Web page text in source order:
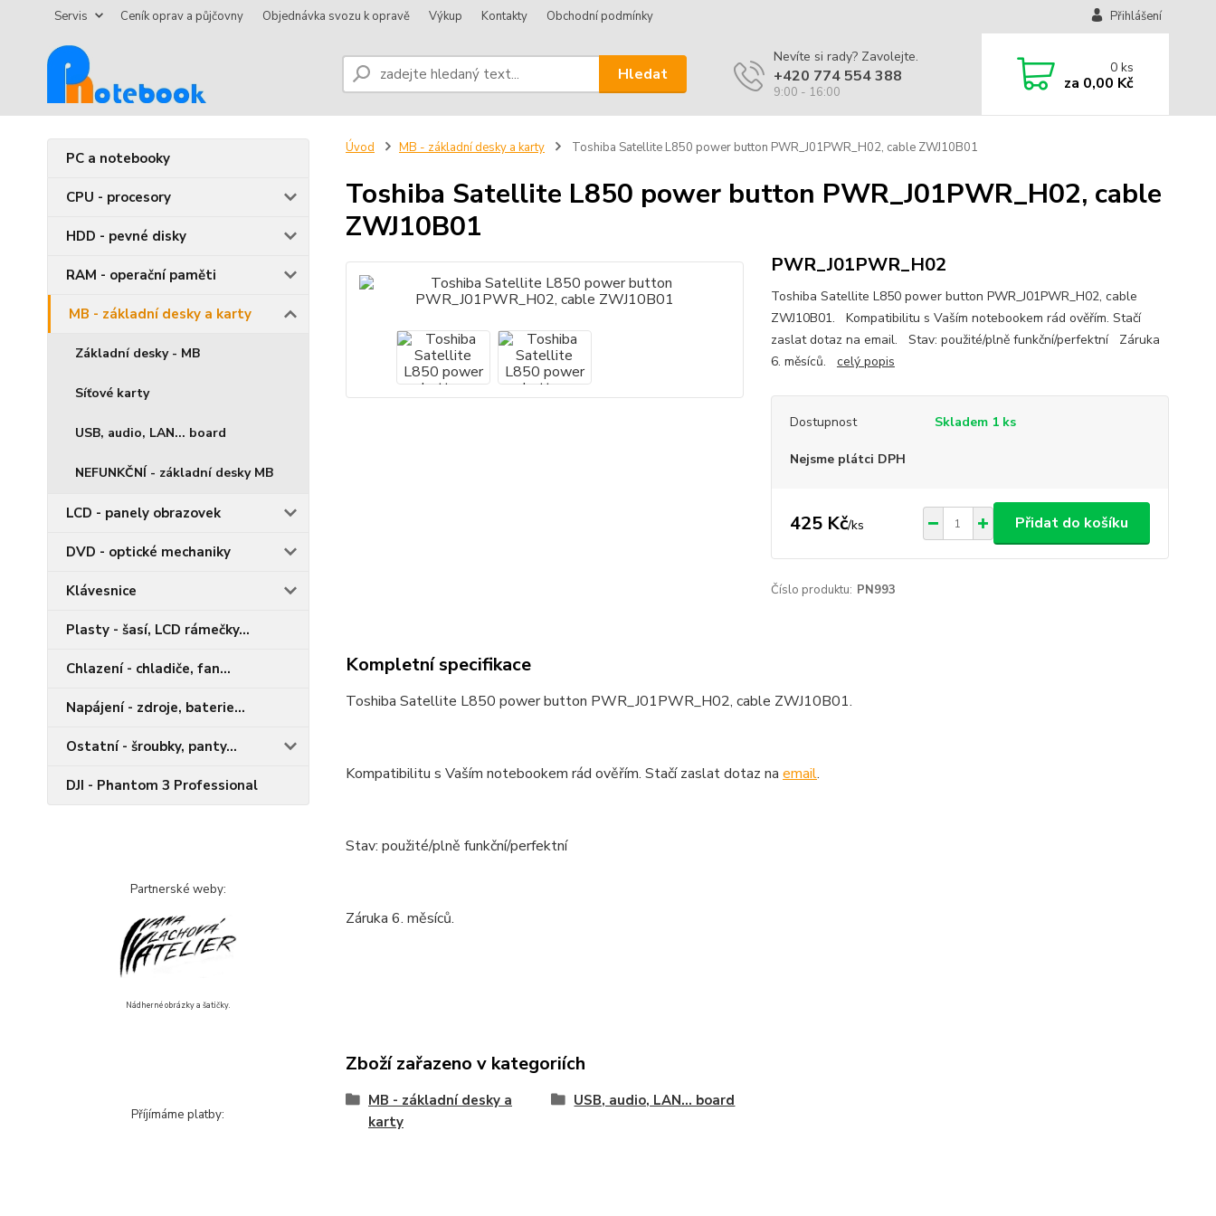
Servis Ceník oprav a půjčovny Objednávka svozu k opravě Výkup Kontakty Obchodní podmínky Přihlášení
Hledat
Nevíte si rady? Zavolejte.
+420 774 554 388
9:00 - 16:00
0ks
za 0,00 Kč
PC a notebooky
CPU - procesory
HDD - pevné disky
RAM - operační paměti
MB - základní desky a karty
Základní desky - MB
Síťové karty
USB, audio, LAN... board
NEFUNKČNÍ - základní desky MB
LCD - panely obrazovek
DVD - optické mechaniky
Klávesnice
Plasty - šasí, LCD rámečky...
Chlazení - chladiče, fan...
Napájení - zdroje, baterie...
Ostatní - šroubky, panty...
DJI - Phantom 3 Professional
Partnerské weby:
Nádherné obrázky a šatičky.
Příjímáme platby:
Úvod MB - základní desky a karty Toshiba Satellite L850 power button PWR_J01PWR_H02, cable ZWJ10B01
Toshiba Satellite L850 power button PWR_J01PWR_H02, cable
ZWJ10B01
PWR_J01PWR_H02
Toshiba Satellite L850 power button PWR_J01PWR_H02, cable
ZWJ10B01. Kompatibilitu s Vaším notebookem rád ověřím. Stačí
zaslat dotaz na email. Stav: použité/plně funkční/perfektní Záruka
6. měsíců. celý popis
Dostupnost Skladem 1 ks
Nejsme plátci DPH
425 Kč/ks Přidat do košíku
Číslo produktu: PN993
Kompletní specifikace
Toshiba Satellite L850 power button PWR_J01PWR_H02, cable ZWJ10B01.
Kompatibilitu s Vaším notebookem rád ověřím. Stačí zaslat dotaz na email.
Stav: použité/plně funkční/perfektní
Záruka 6. měsíců.
Zboží zařazeno v kategoriích
MB - základní desky a
karty
USB, audio, LAN... board